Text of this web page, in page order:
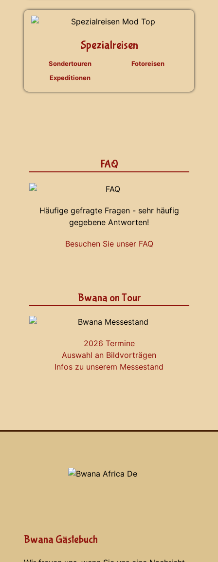
Spezialreisen
Sondertouren
Expeditionen
Fotoreisen
FAQ
Häufige gefragte Fragen - sehr häufig
gegebene Antworten!
Besuchen Sie unser FAQ
Bwana on Tour
2026 Termine
Auswahl an Bildvorträgen
Infos zu unserem Messestand
Bwana Gästebuch